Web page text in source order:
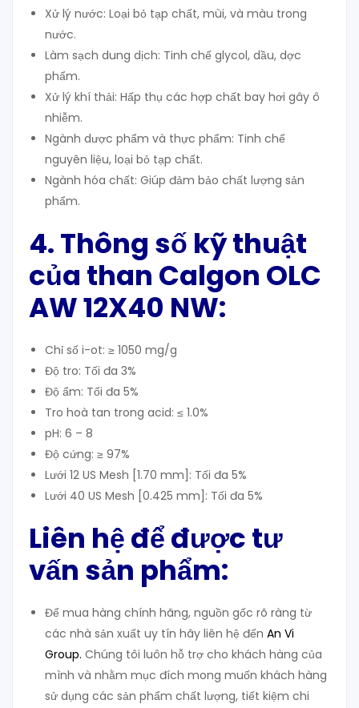
Xử lý nước: Loại bỏ tạp chất, mùi, và màu trong
nước.
Làm sạch dung dịch: Tinh chế glycol, dầu, dợc
phẩm.
Xử lý khí thải: Hấp thụ các hợp chất bay hơi gây ô
nhiễm.
Ngành dược phẩm và thực phẩm: Tinh chế
nguyên liệu, loại bỏ tạp chất.
Ngành hóa chất: Giúp đảm bảo chất lượng sản
phẩm.
4. Thông số kỹ thuật
của than Calgon OLC
AW 12X40 NW:
Chỉ số i-ot: ≥ 1050 mg/g
Độ tro: Tối đa 3%
Độ ẩm: Tối đa 5%
Tro hoà tan trong acid: ≤ 1.0%
pH: 6 – 8
Độ cứng: ≥ 97%
Lưới 12 US Mesh [1.70 mm]: Tối đa 5%
Lưới 40 US Mesh [0.425 mm]: Tối đa 5%
Liên hệ để được tư
vấn sản phẩm:
Để mua hàng chính hãng, nguồn gốc rõ ràng từ
các nhà sản xuất uy tín hãy liên hệ đến An Vi
Group. Chúng tôi luôn hỗ trợ cho khách hàng của
mình và nhằm mục đích mong muốn khách hàng
sử dụng các sản phẩm chất lượng, tiết kiệm chi